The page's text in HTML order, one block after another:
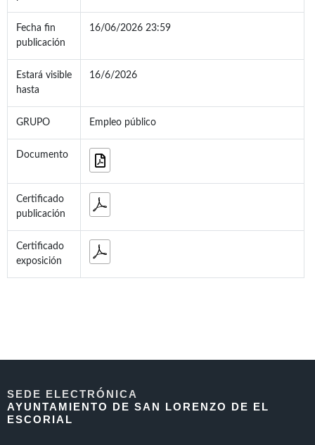
Fecha fin
publicación
16/06/2026 23:59
Estará visible
hasta
16/6/2026
GRUPO Empleo público
Documento
Certificado
publicación
Certificado
exposición
SEDE ELECTRÓNICA
AYUNTAMIENTO DE SAN LORENZO DE EL
ESCORIAL